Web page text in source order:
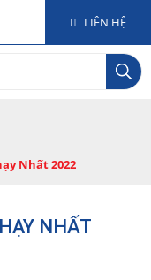
LIÊN HỆ
Nhất 2022
NHẤT